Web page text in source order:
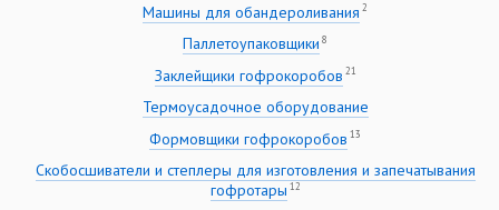
Машины для обандероливания 2
Паллетоупаковщики 8
Заклейщики гофрокоробов 21
Термоусадочное оборудование
Формовщики гофрокоробов 13
Скобосшиватели и степлеры для изготовления и запечатывания
гофротары 12